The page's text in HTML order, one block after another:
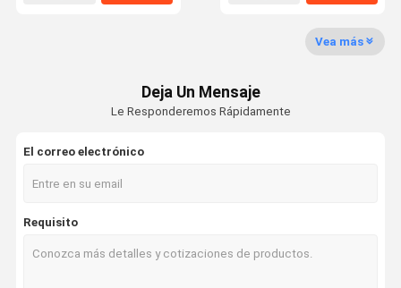
Puerta a prueba de fuego
Pared de división movible
Partición de pared operable
tabique colgante
Cabina telefónica insonorizada
Vea más
Deja Un Mensaje
Le Responderemos Rápidamente
El correo electrónico
Requisito